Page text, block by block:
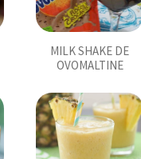
MILK SHAKE DE
OVOMALTINE